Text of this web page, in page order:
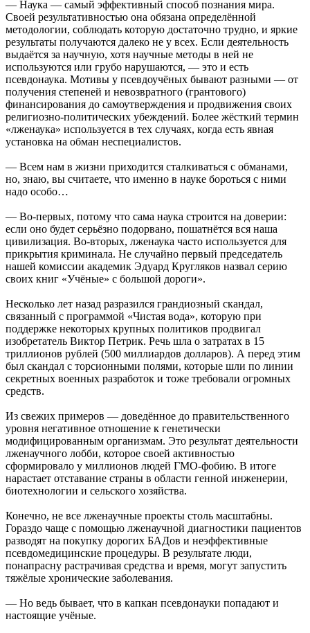
— Наука — самый эффективный способ познания мира.
Своей результативностью она обязана определённой
методологии, соблюдать которую достаточно трудно, и яркие
результаты получаются далеко не у всех. Если деятельность
выдаётся за научную, хотя научные методы в ней не
используются или грубо нарушаются, — это и есть
псевдонаука. Мотивы у псевдоучёных бывают разными — от
получения степеней и невозвратного (грантового)
финансирования до самоутверждения и продвижения своих
религиозно-политических убеждений. Более жёсткий термин
«лженаука» используется в тех случаях, когда есть явная
установка на обман неспециалистов.
— Всем нам в жизни приходится сталкиваться с обманами,
но, знаю, вы считаете, что именно в науке бороться с ними
надо особо…
— Во-первых, потому что сама наука строится на доверии:
если оно будет серьёзно подорвано, пошатнётся вся наша
цивилизация. Во-вторых, лженаука часто используется для
прикрытия криминала. Не случайно первый председатель
нашей комиссии академик Эдуард Кругляков назвал серию
своих книг «Учёные» с большой дороги».
Несколько лет назад разразился грандиозный скандал,
связанный с программой «Чистая вода», которую при
поддержке некоторых крупных политиков продвигал
изобретатель Виктор Петрик. Речь шла о затратах в 15
триллионов рублей (500 миллиардов долларов). А перед этим
был скандал с торсионными полями, которые шли по линии
секретных военных разработок и тоже требовали огромных
средств.
Из свежих примеров — доведённое до правительственного
уровня негативное отношение к генетически
модифицированным организмам. Это результат деятельности
лженаучного лобби, которое своей активностью
сформировало у миллионов людей ГМО-фобию. В итоге
нарастает отставание страны в области генной инженерии,
биотехнологии и сельского хозяйства.
Конечно, не все лженаучные проекты столь масштабны.
Гораздо чаще с помощью лженаучной диагностики пациентов
разводят на покупку дорогих БАДов и неэффективные
псевдомедицинские процедуры. В результате люди,
понапрасну растрачивая средства и время, могут запустить
тяжёлые хронические заболевания.
— Но ведь бывает, что в капкан псевдонауки попадают и
настоящие учёные.